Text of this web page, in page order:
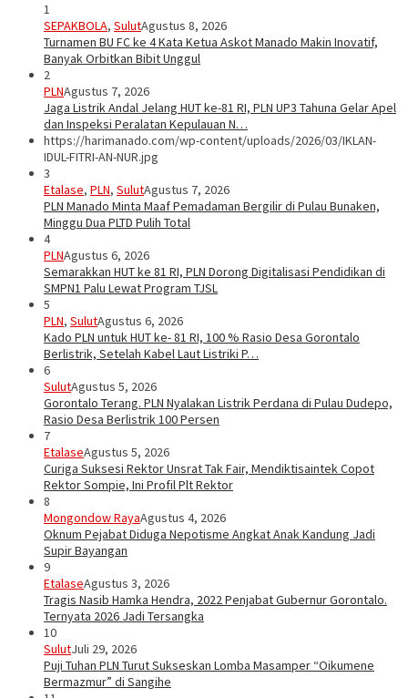
1
SEPAKBOLA, SulutAgustus 8, 2026
Turnamen BU FC ke 4 Kata Ketua Askot Manado Makin Inovatif,
Banyak Orbitkan Bibit Unggul
2
PLNAgustus 7, 2026
Jaga Listrik Andal Jelang HUT ke-81 RI, PLN UP3 Tahuna Gelar Apel
dan Inspeksi Peralatan Kepulauan N…
https://harimanado.com/wp-content/uploads/2026/03/IKLAN-
IDUL-FITRI-AN-NUR.jpg
3
Etalase, PLN, SulutAgustus 7, 2026
PLN Manado Minta Maaf Pemadaman Bergilir di Pulau Bunaken,
Minggu Dua PLTD Pulih Total
4
PLNAgustus 6, 2026
Semarakkan HUT ke 81 RI, PLN Dorong Digitalisasi Pendidikan di
SMPN1 Palu Lewat Program TJSL
5
PLN, SulutAgustus 6, 2026
Kado PLN untuk HUT ke- 81 RI, 100 % Rasio Desa Gorontalo
Berlistrik, Setelah Kabel Laut Listriki P…
6
SulutAgustus 5, 2026
Gorontalo Terang. PLN Nyalakan Listrik Perdana di Pulau Dudepo,
Rasio Desa Berlistrik 100 Persen
7
EtalaseAgustus 5, 2026
Curiga Suksesi Rektor Unsrat Tak Fair, Mendiktisaintek Copot
Rektor Sompie, Ini Profil Plt Rektor
8
Mongondow RayaAgustus 4, 2026
Oknum Pejabat Diduga Nepotisme Angkat Anak Kandung Jadi
Supir Bayangan
9
EtalaseAgustus 3, 2026
Tragis Nasib Hamka Hendra, 2022 Penjabat Gubernur Gorontalo.
Ternyata 2026 Jadi Tersangka
10
SulutJuli 29, 2026
Puji Tuhan PLN Turut Sukseskan Lomba Masamper “Oikumene
Bermazmur” di Sangihe